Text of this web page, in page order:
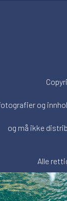
og
og må ikke
Alle